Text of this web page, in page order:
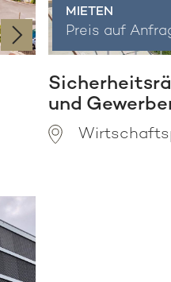
›
MIETEN
Preis auf
und